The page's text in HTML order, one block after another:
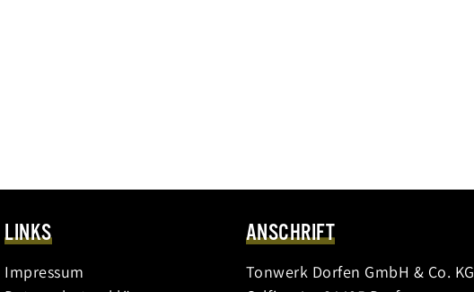
LINKS
Impressum
ANSCHRIFT
Tonwerk Dorfen GmbH & Co. KG